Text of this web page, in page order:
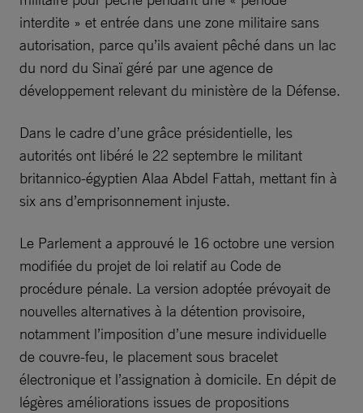
interdite » et entrée dans une zone militaire sans
autorisation, parce qu’ils avaient pêché dans un lac
du nord du Sinaï géré par une agence de
développement relevant du ministère de la Défense.
Dans le cadre d’une grâce présidentielle, les
autorités ont libéré le 22 septembre le militant
britannico-égyptien Alaa Abdel Fattah, mettant fin à
six ans d’emprisonnement injuste.
Le Parlement a approuvé le 16 octobre une version
modifiée du projet de loi relatif au Code de
procédure pénale. La version adoptée prévoyait de
nouvelles alternatives à la détention provisoire,
notamment l’imposition d’une mesure individuelle
de couvre-feu, le placement sous bracelet
électronique et l’assignation à domicile. En dépit de
légères améliorations issues de propositions